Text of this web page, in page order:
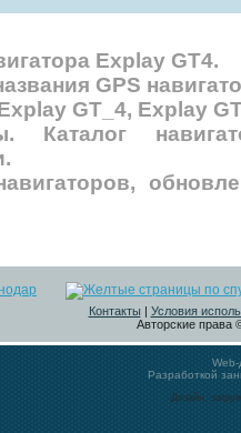
Explay GT4.
GPS
GT_4, Explay
Каталог
Контакты | Условия
Авторские права
Разработкой
Дизайн,